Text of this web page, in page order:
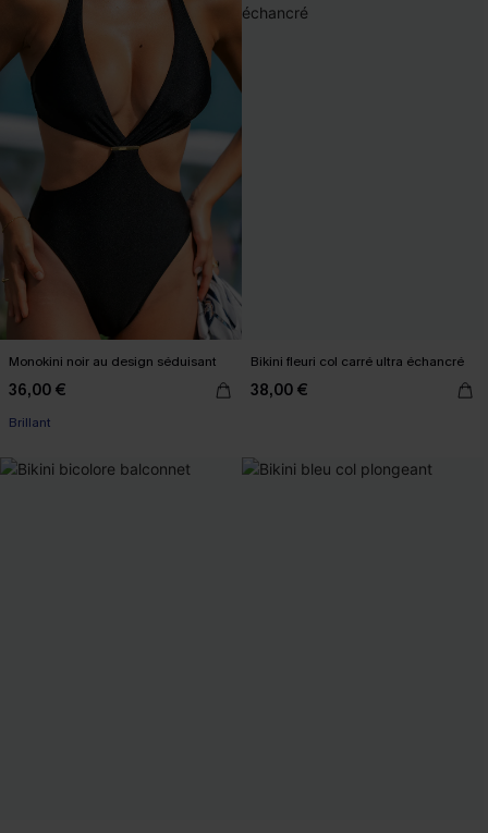
Monokini noir au design séduisant
36,00 €
Brillant
Bikini fleuri col carré ultra échancré
38,00 €